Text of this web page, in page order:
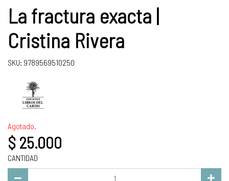
La fractura exacta |
Cristina Rivera
SKU: 9789569510250
Agotado.
$ 25.000
CANTIDAD